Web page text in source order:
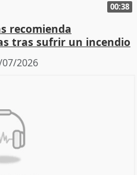
00:38
recomienda
tras sufrir un incendio
2026